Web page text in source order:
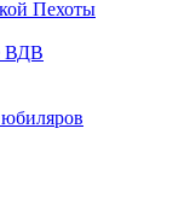
Пехоты
ВДВ